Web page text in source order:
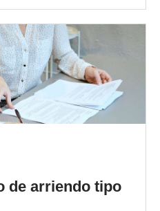
de arriendo tipo